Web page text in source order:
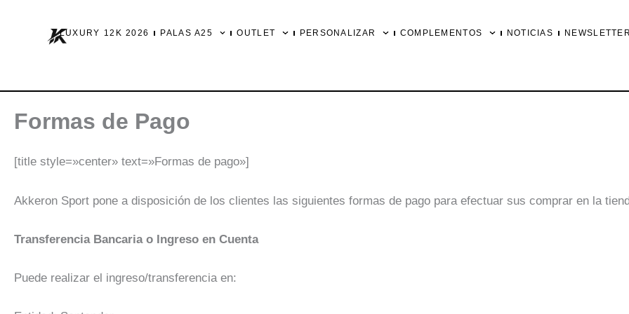
contenido
LUXURY 12K 2026 PALAS A25 OUTLET PERSONALIZAR COMPLEMENTOS NOTICIAS NEWSLETTER
Formas de Pago
[title style=»center» text=»Formas de pago»]
Akkeron Sport pone a disposición de los clientes las siguientes formas de pago para efectuar sus comprar en la
Transferencia Bancaria o Ingreso en Cuenta
Puede realizar el ingreso/transferencia en: